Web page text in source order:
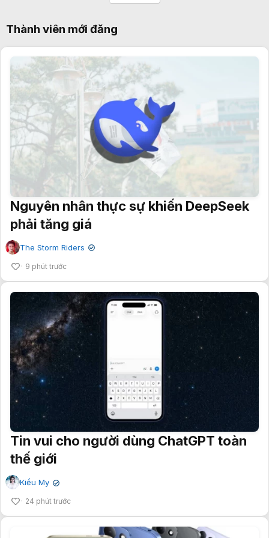
Thành viên mới đăng
Nguyên nhân thực sự khiến DeepSeek
phải tăng giá
The Storm Riders ✔
9 phút trước
Tin vui cho người dùng ChatGPT toàn
thế giới
Kiều My ✔
24 phút trước